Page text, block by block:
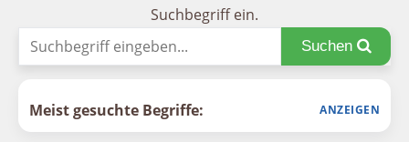
Suchbegriff ein.
Suchen
Meist gesuchte Begriffe: